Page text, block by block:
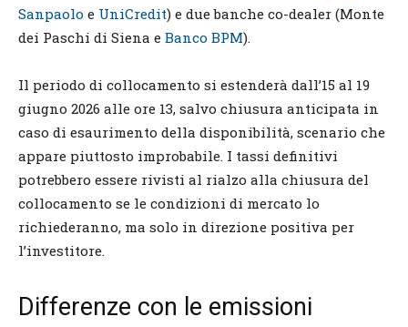
Sanpaolo e UniCredit) e due banche co-dealer (Monte
dei Paschi di Siena e Banco BPM).
Il periodo di collocamento si estenderà dall’15 al 19
giugno 2026 alle ore 13, salvo chiusura anticipata in
caso di esaurimento della disponibilità, scenario che
appare piuttosto improbabile. I tassi definitivi
potrebbero essere rivisti al rialzo alla chiusura del
collocamento se le condizioni di mercato lo
richiederanno, ma solo in direzione positiva per
l’investitore.
Differenze con le emissioni